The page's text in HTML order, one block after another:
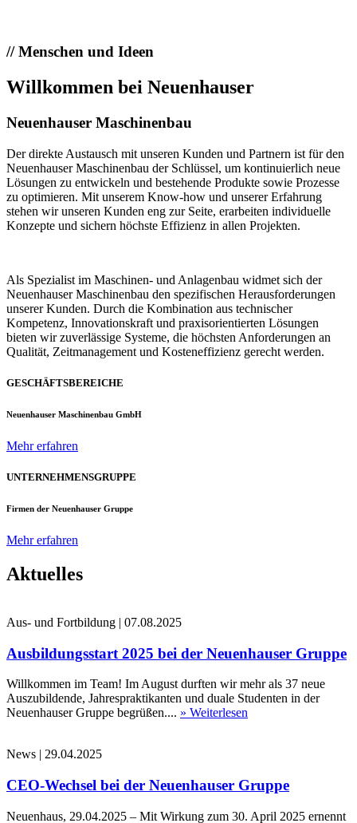
//Menschen und Ideen
Willkommen bei Neuenhauser
Neuenhauser Maschinenbau
Der direkte Austausch mit unseren Kunden und Partnern ist für den
Neuenhauser Maschinenbau der Schlüssel, um kontinuierlich neue
Lösungen zu entwickeln und bestehende Produkte sowie Prozesse
zu optimieren. Mit unserem Know-how und unserer Erfahrung
stehen wir unseren Kunden eng zur Seite, erarbeiten individuelle
Konzepte und sichern höchste Effizienz in allen Projekten.
Als Spezialist im Maschinen- und Anlagenbau widmet sich der
Neuenhauser Maschinenbau den spezifischen Herausforderungen
unserer Kunden. Durch die Kombination aus technischer
Kompetenz, Innovationskraft und praxisorientierten Lösungen
bieten wir zuverlässige Systeme, die höchsten Anforderungen an
Qualität, Zeitmanagement und Kosteneffizienz gerecht werden.
GESCHÄFTSBEREICHE
Neuenhauser Maschinenbau GmbH
Mehr erfahren
UNTERNEHMENSGRUPPE
Firmen der Neuenhauser Gruppe
Mehr erfahren
Aktuelles
Aus- und Fortbildung | 07.08.2025
Ausbildungsstart 2025 bei der Neuenhauser Gruppe
Willkommen im Team! Im August durften wir mehr als 37 neue
Auszubildende, Jahrespraktikanten und duale Studenten in der
Neuenhauser Gruppe begrüßen.... » Weiterlesen
News | 29.04.2025
CEO-Wechsel bei der Neuenhauser Gruppe
Neuenhaus, 29.04.2025 – Mit Wirkung zum 30. April 2025 ernennt